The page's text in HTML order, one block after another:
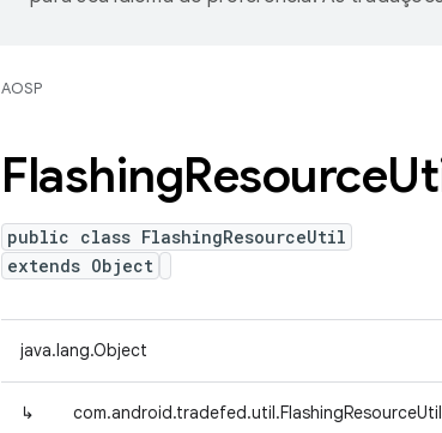
AOSP
FlashingResource
public class FlashingResourceUtil
extends Object
java.lang.Object
↳ com.android.tradefed.util.FlashingResourceUtil